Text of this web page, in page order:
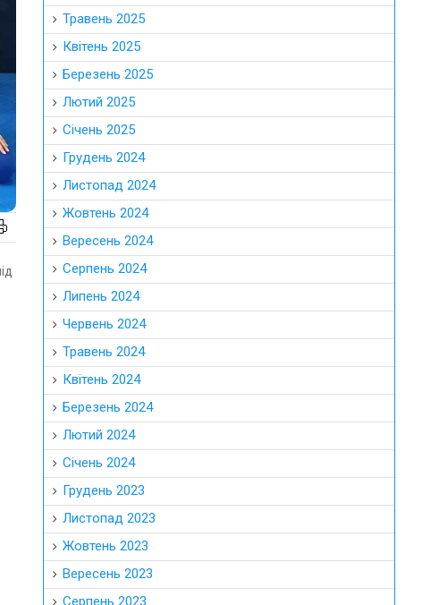
Травень 2025
Квітень 2025
Березень 2025
Лютий 2025
Січень 2025
Грудень 2024
Листопад 2024
Жовтень 2024
Вересень 2024
Серпень 2024
Липень 2024
Червень 2024
Травень 2024
Квітень 2024
Березень 2024
Лютий 2024
Січень 2024
Грудень 2023
Листопад 2023
Жовтень 2023
Вересень 2023
Серпень 2023